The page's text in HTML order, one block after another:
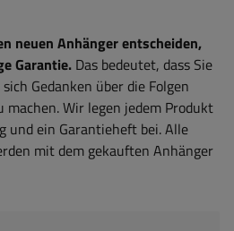
neuen Anhänger entscheiden,
Garantie. Das bedeutet, dass Sie
Gedanken über die Folgen
machen. Wir legen jedem Produkt
und ein Garantieheft bei. Alle
mit dem gekauften Anhänger